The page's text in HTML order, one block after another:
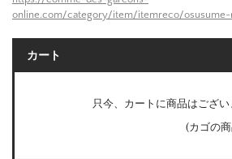
online.com/category/item/itemreco/osusume-
カート
只今、カートに商品はござい
(カゴの